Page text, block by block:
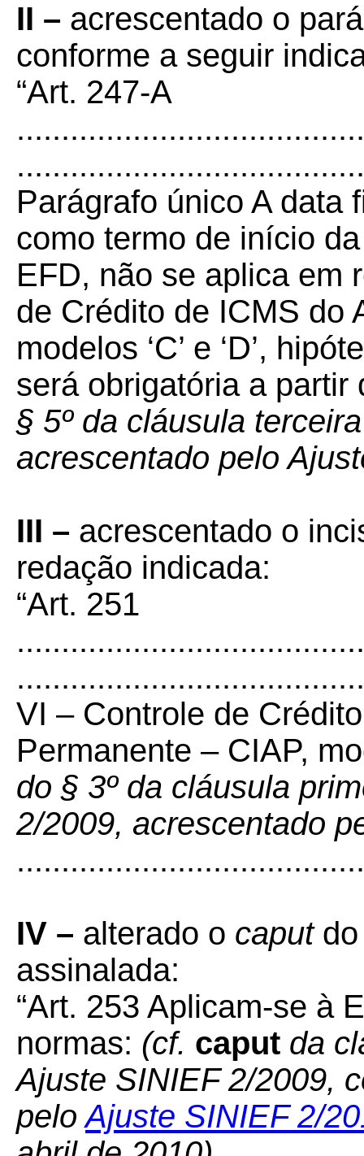
II – acrescentado o
conforme a seguir
“Art. 247-A
Parágrafo único A data
como termo de início
EFD, não se aplica em
de Crédito de ICMS do
modelos ‘C’ e ‘D’,
será obrigatória a
§ 5º da cláusula
acrescentado pelo
III – acrescentado o
redação indicada:
“Art. 251
VI – Controle de
Permanente – CIAP,
do § 3º da cláusula
2/2009, acrescentado
IV – alterado o caput
assinalada:
“Art. 253 Aplicam-se à
normas: (cf. caput da
Ajuste SINIEF 2/2009,
peloAjuste SINIEF 2/